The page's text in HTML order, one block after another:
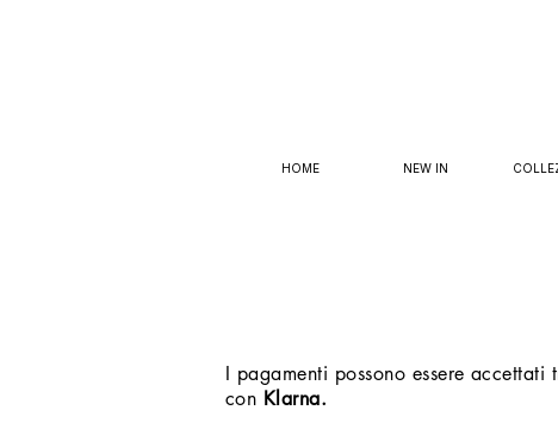
HOME NEW IN
I pagamenti possono essere
con Klarna.